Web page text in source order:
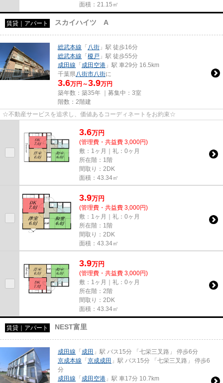
面積：21.15㎡
賃貸｜アパート スカイハイツ A
総武本線 「 八街 」駅 徒歩16分
総武本線 「榎戸 」駅 徒歩55分
成田線 「成田空港 」駅 車29分 16.5km
千葉県 八街市八街に
3.6万円～3.9万円
築年数：築35年 ｜募集中： 3室
階数：2階建
☆不動産サービスを追求し、価値あるコーディネートをお約束☆
3.6万円
(管理費・共益費 3,000円)
敷：1ヶ月｜礼：0ヶ月
所在階：1階
間取り：2DK
面積：43.34㎡
3.9万円
(管理費・共益費 3,000円)
敷：1ヶ月｜礼：0ヶ月
所在階：1階
間取り：2DK
面積：43.34㎡
3.9万円
(管理費・共益費 3,000円)
敷：1ヶ月｜礼：0ヶ月
所在階：2階
間取り：2DK
面積：43.34㎡
賃貸｜アパート NEST富里
成田線 「成田 」駅 バス15分 「七栄三叉路」 停歩6分
京成本線 「京成成田 」駅 バス15分 「七栄三叉路」 停歩6
分
成田線 「成田空港 」駅 車17分 10.7km